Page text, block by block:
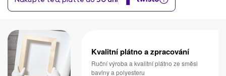
Kvalitní plátno a zpracování
Ruční výroba a kvalitní plátno ze směsi
bavlny a polyesteru